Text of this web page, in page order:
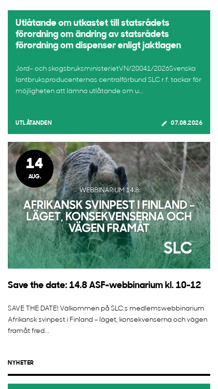
Utlåtande om utkastet till statsrådets
förordning om ändring av statsrådets
förordning om dispenser enligt jaktlagen
Jord- och skogsbruksministerietVN/20041/2026Svenska
lantbruksproducenternas centralförbund SLC r.f. tackar för
möjligheten att lämna utlåtande om u...
UTLÅTANDEN 07.08.2026
14
AUG.
Save the date: 14.8 ASF-webbinarium kl. 10-12
SAVE THE DATE! Välkommen på SLC:s medlemswebbinarium
Afrikansk svinpest i Finland – läget, konsekvenserna och vägen
framåt fred...
NYHETER